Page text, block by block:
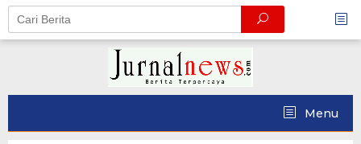
Skip
content
Menu